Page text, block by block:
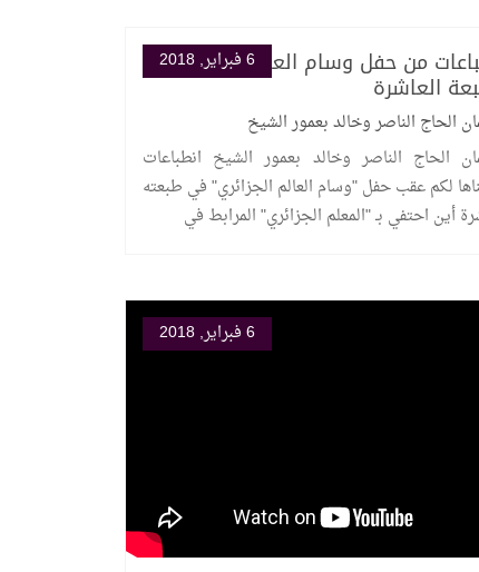
6 فبراير, 2018
من حفل وسام العالم الجزائري
العاشرة
الحاج الناصر وخالد بعمور الشيخ
الحاج الناصر وخالد بعمور الشيخ انطباعات
لكم عقب حفل "وسام العالم الجزائري" في طبعته
أين احتفي بـ "المعلم الجزائري" المرابط في
6 فبراير, 2018